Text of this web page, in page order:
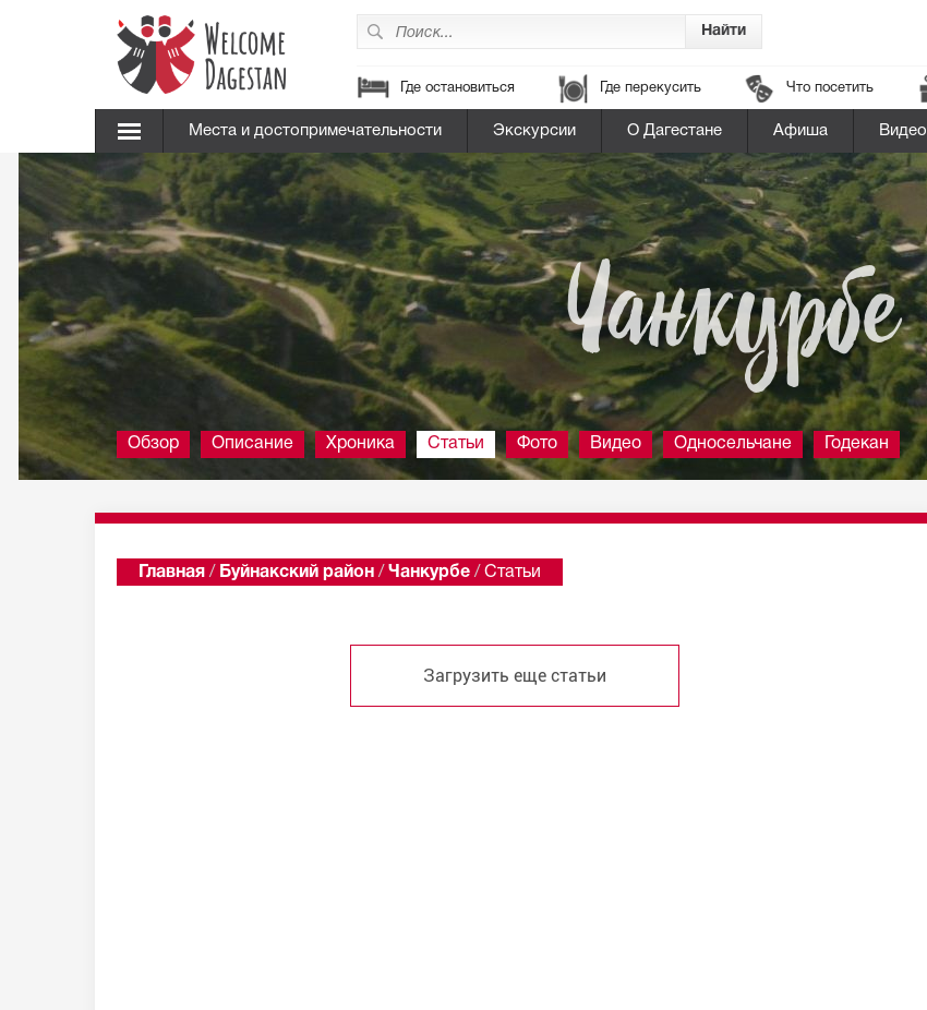
Где остановиться Где перекусить Что посетить
Места и достопримечательности Экскурсии О Дагестане Афиша Видео
Чанкурбе
Обзор Описание Хроника Статьи Фото Видео Односельчане Годекан
Главная / Буйнакский район / Чанкурбе / Статьи
Загрузить еще статьи